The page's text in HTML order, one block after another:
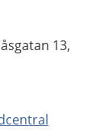
13,